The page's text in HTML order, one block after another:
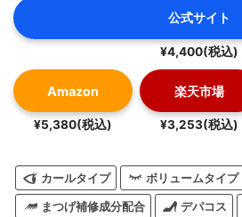
公式サイト
¥4,400(税込)
Amazon
¥5,380(税込)
楽天市場
¥3,253(税込)
カールタイプ ボリュームタイプ
まつげ補修成分配合 デパコス